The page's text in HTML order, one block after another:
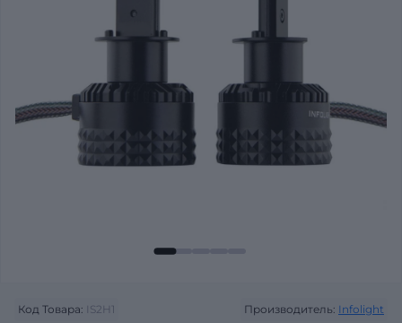
Код Товара: IS2H1 Производитель: Infolight